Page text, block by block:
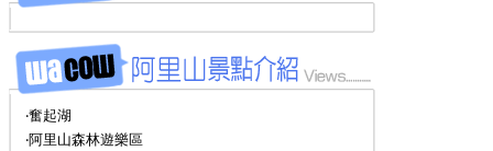
‧奮起湖
‧阿里山森林遊樂區